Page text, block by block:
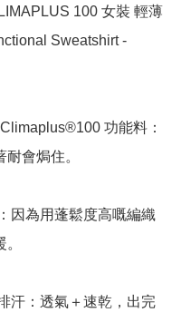
100 女裝 輕薄
Sweatshirt -
功能料：
會焗住。
因為用蓬鬆度高嘅編織
汗：透氣＋速乾，出完